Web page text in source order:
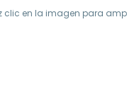
clic en la imagen para